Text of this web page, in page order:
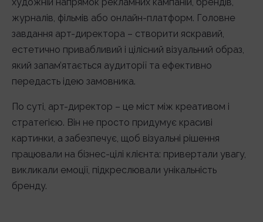
журналів, фільмів або онлайн-платформ. Головне
завдання арт-директора – створити яскравий,
естетично привабливий і цілісний візуальний образ,
який запам’ятається аудиторії та ефективно
передасть ідею замовника.
По суті, арт-директор – це міст між креативом і
стратегією. Він не просто придумує красиві
картинки, а забезпечує, щоб візуальні рішення
працювали на бізнес-цілі клієнта: привертали увагу,
викликали емоції, підкреслювали унікальність
бренду.